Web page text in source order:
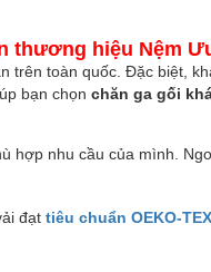
thương hiệu Nệm
trên toàn quốc. Đặc biệt,
bạn chọn chăn ga gối
hợp nhu cầu của mình.
đạt tiêu chuẩn OEKO-